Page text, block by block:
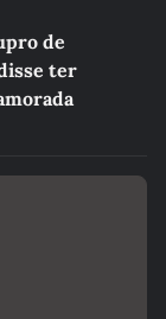
de
ter